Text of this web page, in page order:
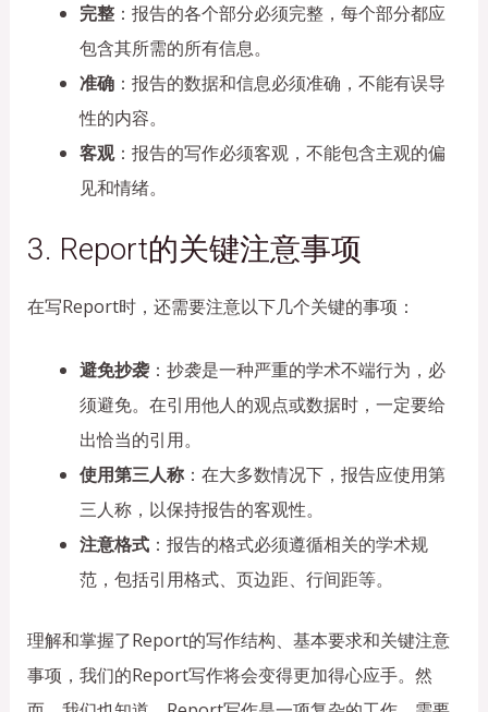
完整：报告的各个部分必须完整，每个部分都应
包含其所需的所有信息。
准确：报告的数据和信息必须准确，不能有误导
性的内容。
客观：报告的写作必须客观，不能包含主观的偏
见和情绪。
3. Report的关键注意事项
在写Report时，还需要注意以下几个关键的事项：
避免抄袭：抄袭是一种严重的学术不端行为，必
须避免。在引用他人的观点或数据时，一定要给
出恰当的引用。
使用第三人称：在大多数情况下，报告应使用第
三人称，以保持报告的客观性。
注意格式：报告的格式必须遵循相关的学术规
范，包括引用格式、页边距、行间距等。
理解和掌握了Report的写作结构、基本要求和关键注意
事项，我们的Report写作将会变得更加得心应手。然